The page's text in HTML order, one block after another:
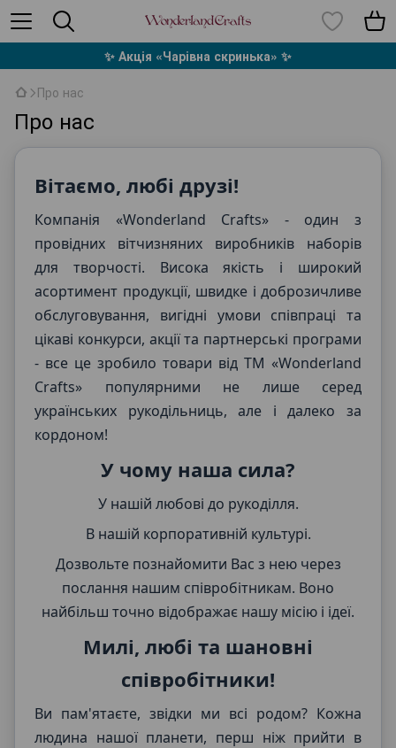
✨ Акція «Чарівна скринька» ✨
Про нас
Про нас
Вітаємо, любі друзі!
Компанія «Wonderland Crafts» - один з
провідних вітчизняних виробників наборів
для творчості. Висока якість і широкий
асортимент продукції, швидке і доброзичливе
обслуговування, вигідні умови співпраці та
цікаві конкурси, акції та партнерські програми
- все це зробило товари від ТМ «Wonderland
Crafts» популярними не лише серед
українських рукодільниць, але і далеко за
кордоном!
У чому наша сила?
У нашій любові до рукоділля.
В нашій корпоративній культурі.
Дозвольте познайомити Вас з нею через
послання нашим співробітникам. Воно
найбільш точно відображає нашу місію і ідеї.
Милі, любі та шановні
співробітники!
Ви пам'ятаєте, звідки ми всі родом? Кожна
людина нашої планети, перш ніж прийти в